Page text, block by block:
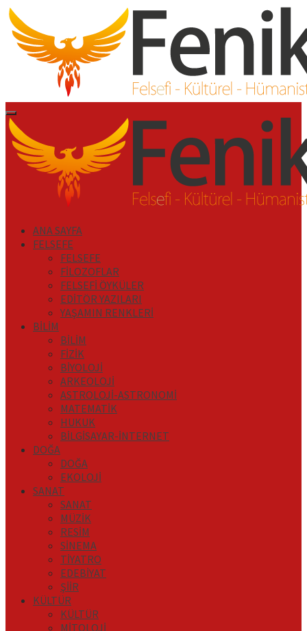
İçeriği
Geç
Primary
Menu
ANA SAYFA
FELSEFE
FELSEFE
FİLOZOFLAR
FELSEFİ ÖYKÜLER
EDİTÖR YAZILARI
YAŞAMIN RENKLERİ
BİLİM
BİLİM
FİZİK
BİYOLOJİ
ARKEOLOJİ
ASTROLOJİ-ASTRONOMİ
MATEMATİK
HUKUK
BİLGİSAYAR-İNTERNET
DOĞA
DOĞA
EKOLOJİ
SANAT
SANAT
MÜZİK
RESİM
SİNEMA
TİYATRO
EDEBİYAT
ŞİİR
KÜLTÜR
KÜLTÜR
MİTOLOJİ